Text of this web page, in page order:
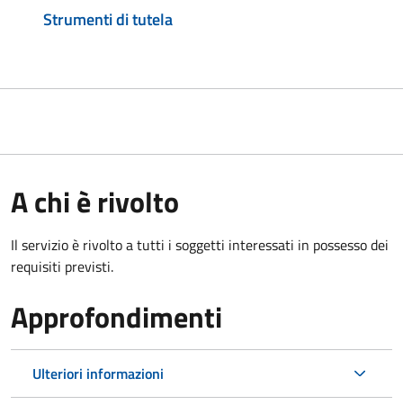
Strumenti di tutela
A chi è rivolto
Il servizio è rivolto a tutti i soggetti interessati in possesso dei
requisiti previsti.
Approfondimenti
Ulteriori informazioni